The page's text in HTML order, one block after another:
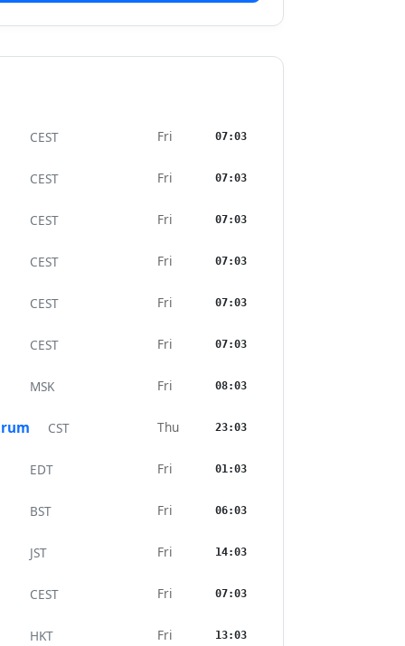
CEST Fri 07:03
CEST Fri 07:03
CEST Fri 07:03
CEST Fri 07:03
CEST Fri 07:03
CEST Fri 07:03
MSK Fri 08:03
CST Thu 23:03
EDT Fri 01:03
BST Fri 06:03
JST Fri 14:03
CEST Fri 07:03
HKT Fri 13:03